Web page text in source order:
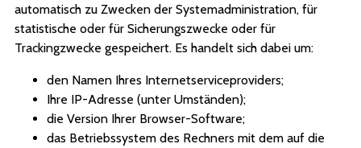
automatisch zu Zwecken der Systemadministration, für
statistische oder für Sicherungszwecke oder für
Trackingzwecke gespeichert. Es handelt sich dabei um:
den Namen Ihres Internetserviceproviders;
Ihre IP-Adresse (unter Umständen);
die Version Ihrer Browser-Software;
das Betriebssystem des Rechners mit dem auf die